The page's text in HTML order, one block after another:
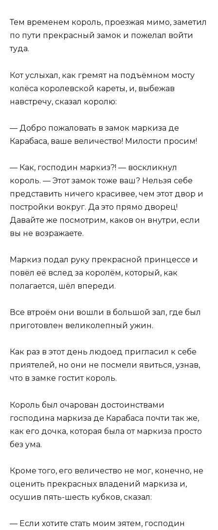
Тем временем король, проезжая мимо, заметил
по пути прекрасный замок и пожелал войти
туда.
Кот услыхал, как гремят на подъёмном мосту
колёса королевской кареты, и, выбежав
навстречу, сказал королю:
— Добро пожаловать в замок маркиза де
Карабаса, ваше величество! Милости просим!
— Как, господин маркиз?! — воскликнул
король. — Этот замок тоже ваш? Нельзя себе
представить ничего красивее, чем этот двор и
постройки вокруг. Да это прямо дворец!
Давайте же посмотрим, каков он внутри, если
вы не возражаете.
Маркиз подал руку прекрасной принцессе и
повёл её вслед за королём, который, как
полагается, шёл впереди.
Все втроём они вошли в большой зал, где был
приготовлен великолепный ужин.
Как раз в этот день людоед пригласил к себе
приятелей, но они не посмели явиться, узнав,
что в замке гостит король.
Король был очарован достоинствами
господина маркиза де Карабаса почти так же,
как его дочка, которая была от маркиза просто
без ума.
Кроме того, его величество не мог, конечно, не
оценить прекрасных владений маркиза и,
осушив пять-шесть кубков, сказал:
— Если хотите стать моим зятем, господин